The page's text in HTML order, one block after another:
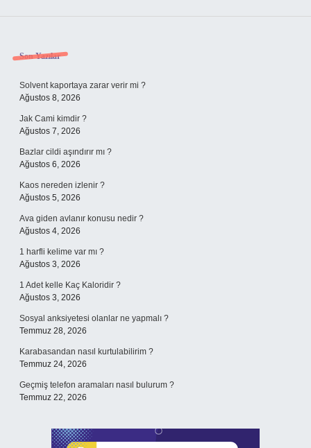
Sidebar
Son Yazılar
Solvent kaportaya zarar verir mi ?
Ağustos 8, 2026
Jak Cami kimdir ?
Ağustos 7, 2026
Bazlar cildi aşındırır mı ?
Ağustos 6, 2026
Kaos nereden izlenir ?
Ağustos 5, 2026
Ava giden avlanır konusu nedir ?
Ağustos 4, 2026
1 harfli kelime var mı ?
Ağustos 3, 2026
1 Adet kelle Kaç Kaloridir ?
Ağustos 3, 2026
Sosyal anksiyetesi olanlar ne yapmalı ?
Temmuz 28, 2026
Karabasandan nasıl kurtulabilirim ?
Temmuz 24, 2026
Geçmiş telefon aramaları nasıl bulurum ?
Temmuz 22, 2026